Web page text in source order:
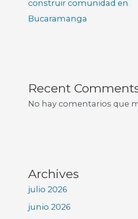
construir comunidad en
Bucaramanga
Recent
No hay comentarios que
Archives
julio 2026
junio 2026